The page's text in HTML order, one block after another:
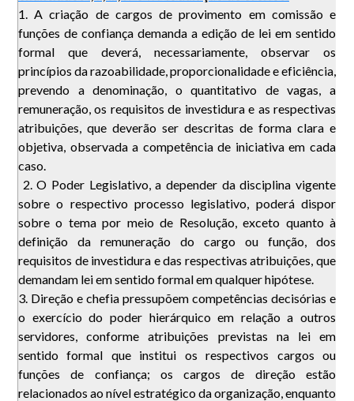
1. A criação de cargos de provimento em comissão e
funções de confiança demanda a edição de lei em sentido
formal que deverá, necessariamente, observar os
princípios da razoabilidade, proporcionalidade e eficiência,
prevendo a denominação, o quantitativo de vagas, a
remuneração, os requisitos de investidura e as respectivas
atribuições, que deverão ser descritas de forma clara e
objetiva, observada a competência de iniciativa em cada
caso.
2. O Poder Legislativo, a depender da disciplina vigente
sobre o respectivo processo legislativo, poderá dispor
sobre o tema por meio de Resolução, exceto quanto à
definição da remuneração do cargo ou função, dos
requisitos de investidura e das respectivas atribuições, que
demandam lei em sentido formal em qualquer hipótese.
3. Direção e chefia pressupõem competências decisórias e
o exercício do poder hierárquico em relação a outros
servidores, conforme atribuições previstas na lei em
sentido formal que institui os respectivos cargos ou
funções de confiança; os cargos de direção estão
relacionados ao nível estratégico da organização, enquanto